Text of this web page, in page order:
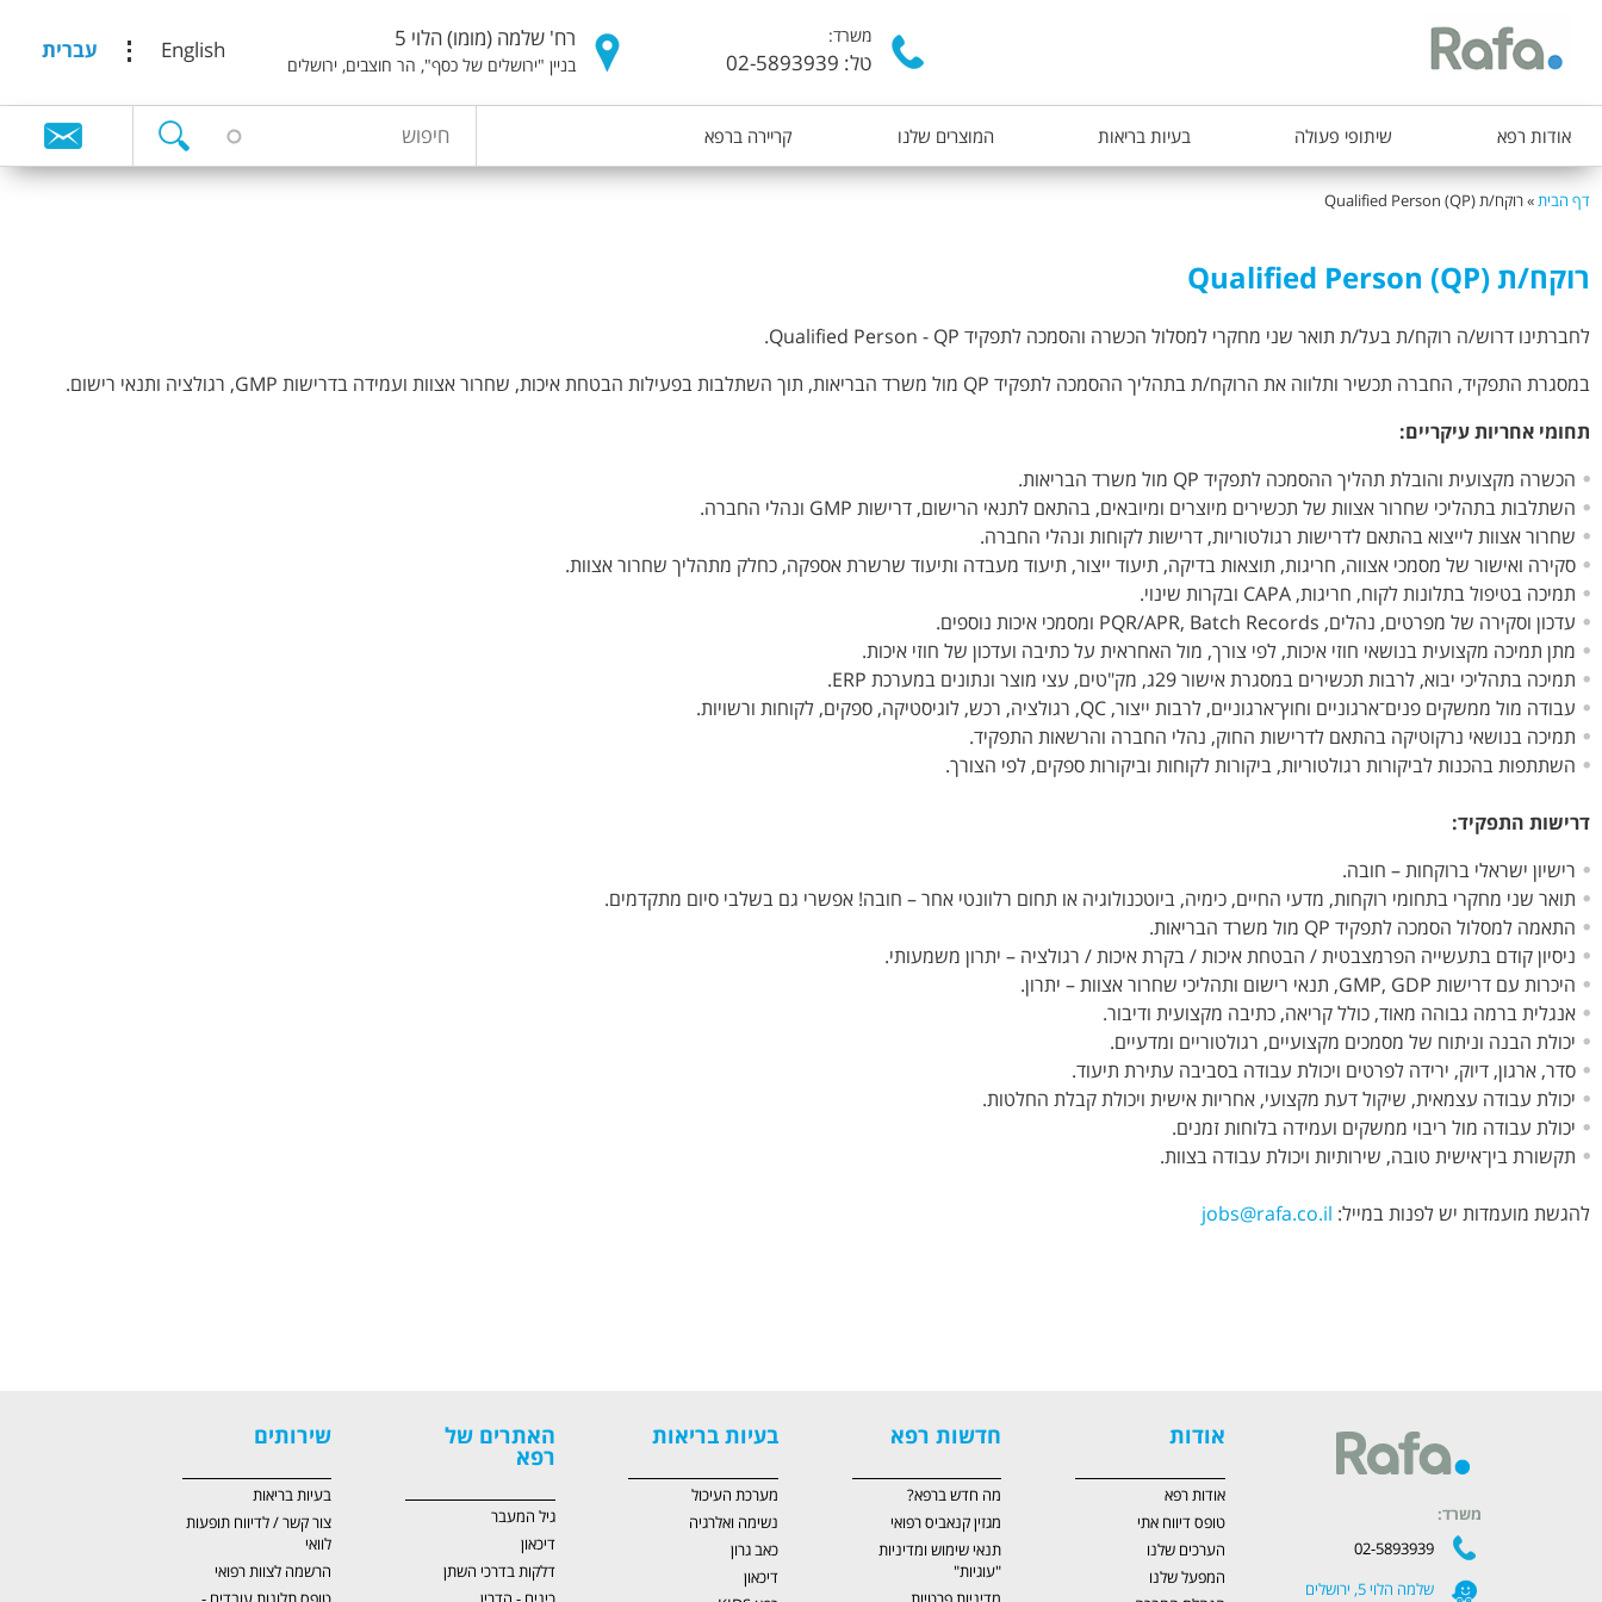
לתוכן
English עברית רח' שלמה (מומו) הלוי 5
בניין "ירושלים של כסף", הר חוצבים, ירושלים
משרד:
טל: 02-5893939
פ
ר
ט
א
ש
אודות רפא שיתופי פעולה בעיות בריאות המוצרים שלנו קריירה ברפא
ט
פ
פ
נמצא
דף הבית»רוקח/ת Qualified Person (QP)
רוקח/ת Qualified Person (QP)
לחברתינו דרוש/ה רוקח/ת בעל/ת תואר שני מחקרי למסלול הכשרה והסמכה לתפקיד Qualified Person - QP.
במסגרת התפקיד, החברה תכשיר ותלווה את הרוקח/ת בתהליך ההסמכה לתפקיד QP מול משרד הבריאות, תוך השתלבות בפעילות הבטחת איכות, שחרור אצוות ועמידה בדרישות GMP, רגולציה ותנאי רישום.
תחומי אחריות עיקריים:
הכשרה מקצועית והובלת תהליך ההסמכה לתפקיד QP מול משרד הבריאות.
השתלבות בתהליכי שחרור אצוות של תכשירים מיוצרים ומיובאים, בהתאם לתנאי הרישום, דרישות GMP ונהלי החברה.
שחרור אצוות לייצוא בהתאם לדרישות רגולטוריות, דרישות לקוחות ונהלי החברה.
סקירה ואישור של מסמכי אצווה, חריגות, תוצאות בדיקה, תיעוד ייצור, תיעוד מעבדה ותיעוד שרשרת אספקה, כחלק מתהליך שחרור אצוות.
תמיכה בטיפול בתלונות לקוח, חריגות, CAPA ובקרות שינוי.
עדכון וסקירה של מפרטים, נהלים, PQR/APR, Batch Records ומסמכי איכות נוספים.
מתן תמיכה מקצועית בנושאי חוזי איכות, לפי צורך, מול האחראית על כתיבה ועדכון של חוזי איכות.
תמיכה בתהליכי יבוא, לרבות תכשירים במסגרת אישור 29ג, מק"טים, עצי מוצר ונתונים במערכת ERP.
עבודה מול ממשקים פנים־ארגוניים וחוץ־ארגוניים, לרבות ייצור, QC, רגולציה, רכש, לוגיסטיקה, ספקים, לקוחות ורשויות.
תמיכה בנושאי נרקוטיקה בהתאם לדרישות החוק, נהלי החברה והרשאות התפקיד.
השתתפות בהכנות לביקורות רגולטוריות, ביקורות לקוחות וביקורות ספקים, לפי הצורך.
דרישות התפקיד:
רישיון ישראלי ברוקחות – חובה.
תואר שני מחקרי בתחומי רוקחות, מדעי החיים, כימיה, ביוטכנולוגיה או תחום רלוונטי אחר – חובה! אפשרי גם בשלבי סיום מתקדמים.
התאמה למסלול הסמכה לתפקיד QP מול משרד הבריאות.
ניסיון קודם בתעשייה הפרמצבטית / הבטחת איכות / בקרת איכות / רגולציה – יתרון משמעותי.
היכרות עם דרישות GMP, GDP, תנאי רישום ותהליכי שחרור אצוות – יתרון.
אנגלית ברמה גבוהה מאוד, כולל קריאה, כתיבה מקצועית ודיבור.
יכולת הבנה וניתוח של מסמכים מקצועיים, רגולטוריים ומדעיים.
סדר, ארגון, דיוק, ירידה לפרטים ויכולת עבודה בסביבה עתירת תיעוד.
יכולת עבודה עצמאית, שיקול דעת מקצועי, אחריות אישית ויכולת קבלת החלטות.
יכולת עבודה מול ריבוי ממשקים ועמידה בלוחות זמנים.
תקשורת בין־אישית טובה, שירותיות ויכולת עבודה בצוות.
להגשת מועמדות יש לפנות במייל: jobs@rafa.co.il
משרד:
02-5893939
שלמה הלוי 5, ירושלים
אודות
אודות רפא
טופס דיווח אתי
הערכים שלנו
המפעל שלנו
חדשות רפא
מה חדש ברפא?
מגזין קנאביס רפואי
תנאי שימוש ומדיניות
"עוגיות"
בעיות בריאות
מערכת העיכול
נשימה ואלרגיה
כאב גרון
דיכאון
האתרים של
רפא
גיל המעבר
דיכאון
דלקות בדרכי השתן
שירותים
בעיות בריאות
צור קשר / לדיווח תופעות
לוואי
הרשמה לצוות רפואי